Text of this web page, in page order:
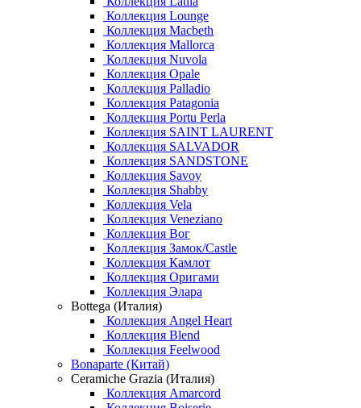
Коллекция Lounge
Коллекция Macbeth
Коллекция Mallorca
Коллекция Nuvola
Коллекция Opale
Коллекция Palladio
Коллекция Patagonia
Коллекция Portu Perla
Коллекция SAINT LAURENT
Коллекция SALVADOR
Коллекция SANDSTONE
Коллекция Savoy
Коллекция Shabby
Коллекция Vela
Коллекция Veneziano
Коллекция Вог
Коллекция Замок/Castle
Коллекция Камлот
Коллекция Оригами
Коллекция Элара
Bottega (Италия)
Коллекция Angel Heart
Коллекция Blend
Коллекция Feelwood
Bonaparte (Китай)
Ceramiche Grazia (Италия)
Коллекция Amarcord